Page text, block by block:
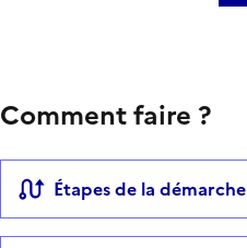
Comment faire ?
Étapes de la démarche